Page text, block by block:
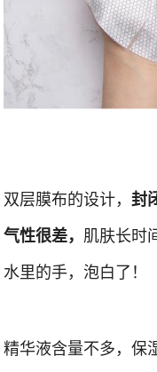
双层膜布的设计，封
气性很差， 肌肤长时
水里的手，泡白了！
精华液含量不多，保